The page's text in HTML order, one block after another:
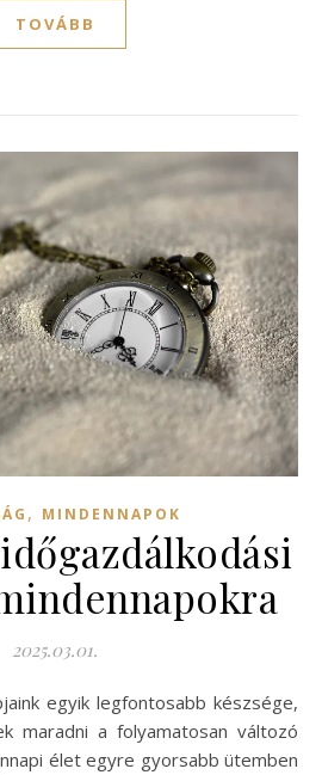
TOVÁBB
, MINDENNAPOK
2025.03.01.
maradni a folyamatosan változó
élet egyre gyorsabb ütemben